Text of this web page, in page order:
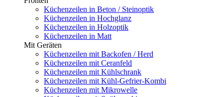
Küchenzeilen in Beton / Steinoptik
Küchenzeilen in Hochglanz
Küchenzeilen in Holzoptik
Küchenzeilen in Matt
Mit Geräten
Küchenzeilen mit Backofen / Herd
Küchenzeilen mit Ceranfeld
Küchenzeilen mit Kühlschrank
Küchenzeilen mit Kühl-Gefrier-Kombi
Küchenzeilen mit Mikrowelle